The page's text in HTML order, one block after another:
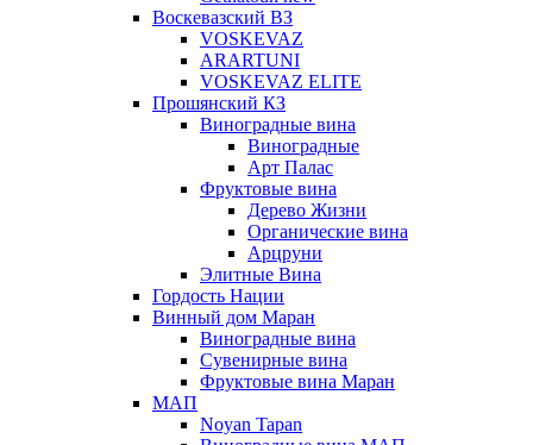
Воскевазский ВЗ
VOSKEVAZ
ARARTUNI
VOSKEVAZ ELITE
Прошянский КЗ
Виноградные вина
Виноградные
Арт Палас
Фруктовые вина
Дерево Жизни
Органические вина
Арцруни
Элитные Вина
Гордость Нации
Винный дом Маран
Виноградные вина
Сувенирные вина
Фруктовые вина Маран
МАП
Noyan Tapan